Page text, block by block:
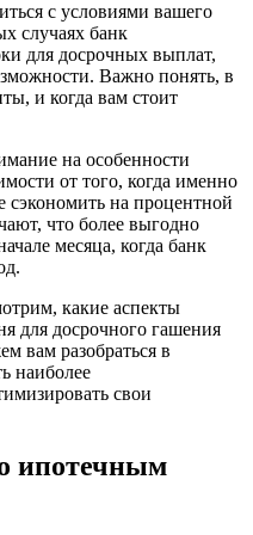
с условиями вашего
случаях банк
для досрочных выплат,
Важно понять, в
и когда вам стоит
на особенности
от того, когда именно
сэкономить на процентной
что более выгодно
месяца, когда банк
какие аспекты
для досрочного гашения
вам разобраться в
наиболее
свои
ипотечным